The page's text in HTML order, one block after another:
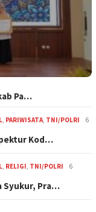
Pa…
, PARIWISATA, TNI/POLRI
6
Kod…
, RELIGI, TNI/POLRI
6
Syukur, Pra…